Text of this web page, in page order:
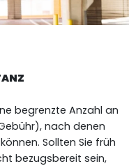
begrenzte Anzahl an
nach denen
Sollten Sie früh
bezugsbereit sein,